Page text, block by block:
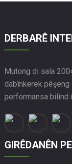
DERBARÊ
Mutong di sala
dabînkerek
performansa bilind
GIRÊDANÊN